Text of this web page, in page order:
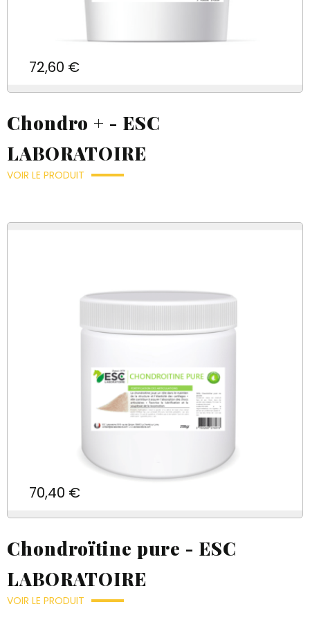
Prix
72,60 €
Chondro + - ESC
LABORATOIRE
VOIR LE PRODUIT
Prix
70,40 €
Chondroïtine pure - ESC
LABORATOIRE
VOIR LE PRODUIT